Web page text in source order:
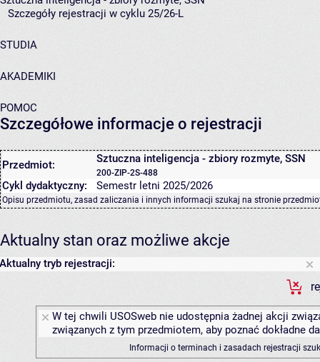
Szczegóły rejestracji w cyklu 25/26-L
STUDIA
AKADEMIKI
POMOC
Szczegółowe informacje o rejestracji
Przedmiot: Sztuczna inteligencja - zbiory rozmyte, SSN
200-ZIP-2S-488
Cykl dydaktyczny: Semestr letni 2025/2026
Opisu przedmiotu, zasad zaliczania i innych informacji szukaj na stronie
Aktualny stan oraz możliwe akcje
Aktualny tryb rejestracji:
W tej chwili USOSweb nie udostępnia żadnej akcji
związanych z tym przedmiotem, aby poznać dokładne
Informacji o terminach i zasadach rejestracji